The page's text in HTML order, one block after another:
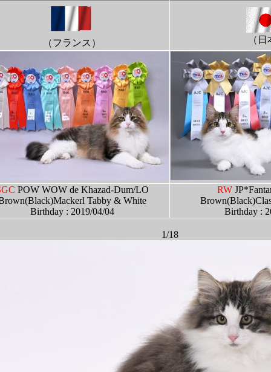
（フランス） （
POW WOW de Khazad-Dum/LO
Tabby & White
Birthday : 2019/04/04
RW
Birthday :
1/18